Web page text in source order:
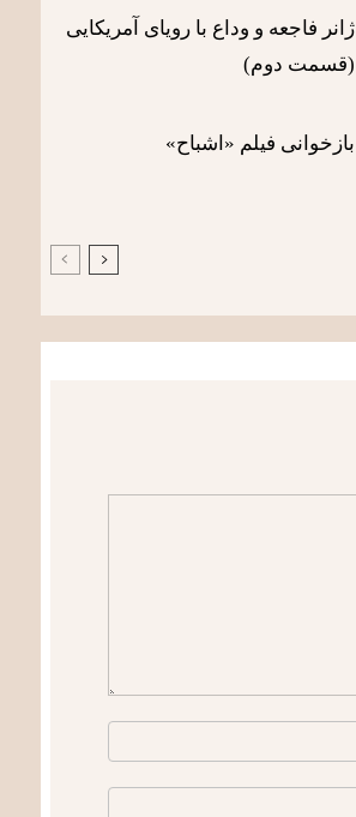
ژانر فاجعه و وداع با رویای آمریکایی
(قسمت دوم)
بازخوانی فیلم «اشباح»